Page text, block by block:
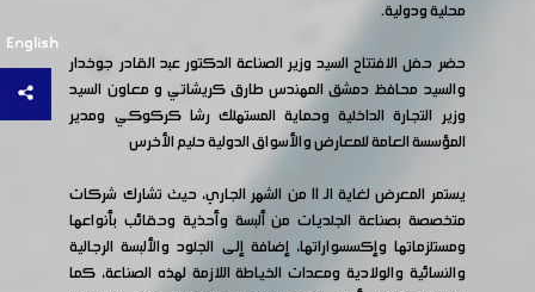
English
محلية ودولية.
حضر حفل الافتتاح السيد وزير الصناعة الدكتور عبد القادر جوخدار
والسيد محافظ دمشق المهندس طارق كريشاتي و معاون السيد
وزير التجارة الداخلية وحماية المستهلك رشا كركوكي ومدير
المؤسسة العامة للمعارض والأسواق الدولية حليم الأخرس
يستمر المعرض لغاية الـ 11 من الشهر الجاري، حيث تشارك شركات
متخصصة بصناعة الجلديات من ألبسة وأحذية وحقائب بأنواعها
ومستلزماتها وإكسسواراتها، إضافة إلى الجلود والألبسة الرجالية
والنسائية والولادية ومعدات الخياطة اللازمة لهذه الصناعة، كما